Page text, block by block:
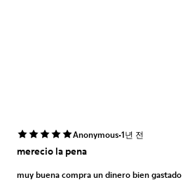
Anonymous·1년 전
merecio la pena
muy buena compra un dinero bien gastado